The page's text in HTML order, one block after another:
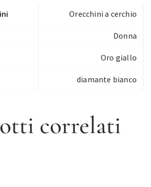
Orecchini a cerchio
Donna
Oro giallo
diamante bianco
correlati